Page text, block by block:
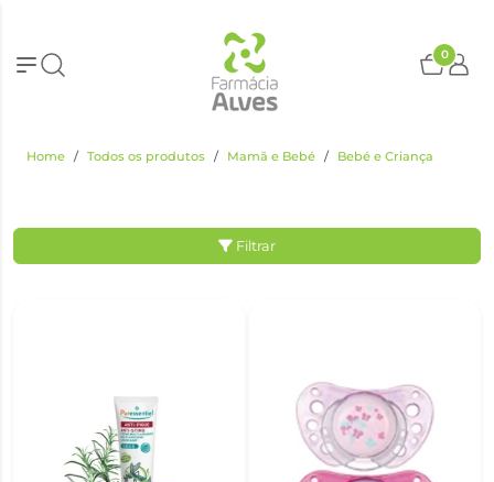
0
Home Todos os produtos Mamã e Bebé Bebé e Criança
Filtrar